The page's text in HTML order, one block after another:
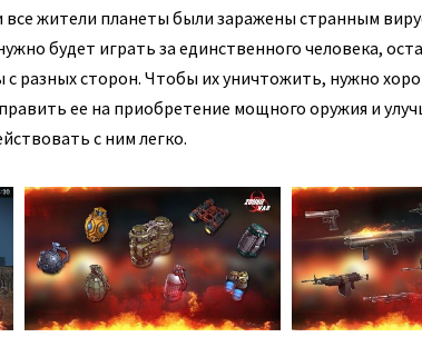
все жители планеты были заражены странным
будет играть за единственного человека,
разных сторон. Чтобы их уничтожить, нужно
ее на приобретение мощного оружия и
с ним легко.